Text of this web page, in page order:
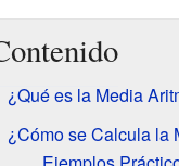
¿Qué es la Media
¿Cómo se Calcula la